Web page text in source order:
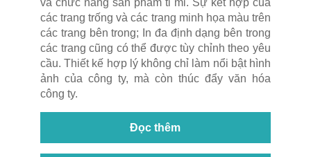
và chức năng sản phẩm tỉ mỉ. Sự kết hợp của
các trang trống và các trang minh họa màu trên
các trang bên trong; In đa định dạng bên trong
các trang cũng có thể được tùy chỉnh theo yêu
cầu. Thiết kế hợp lý không chỉ làm nổi bật hình
ảnh của công ty, mà còn thúc đẩy văn hóa
công ty.
Đọc thêm